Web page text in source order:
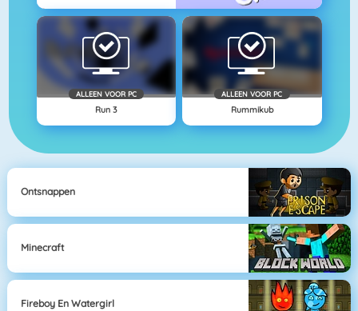
ALLEEN VOOR PC
Run 3
ALLEEN VOOR PC
Rummikub
Ontsnappen
Minecraft
Fireboy En Watergirl